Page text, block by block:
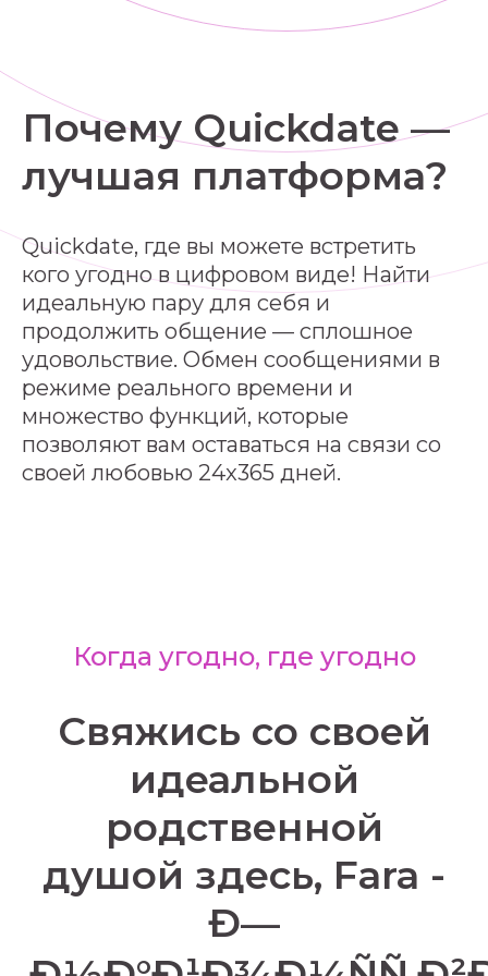
Почему Quickdate —
лучшая платформа?
Quickdate, где вы можете встретить
кого угодно в цифровом виде! Найти
идеальную пару для себя и
продолжить общение — сплошное
удовольствие. Обмен сообщениями в
режиме реального времени и
множество функций, которые
позволяют вам оставаться на связи со
своей любовью 24x365 дней.
Когда угодно, где угодно
Свяжись со своей
идеальной
родственной
душой здесь, Fara -
Ð—